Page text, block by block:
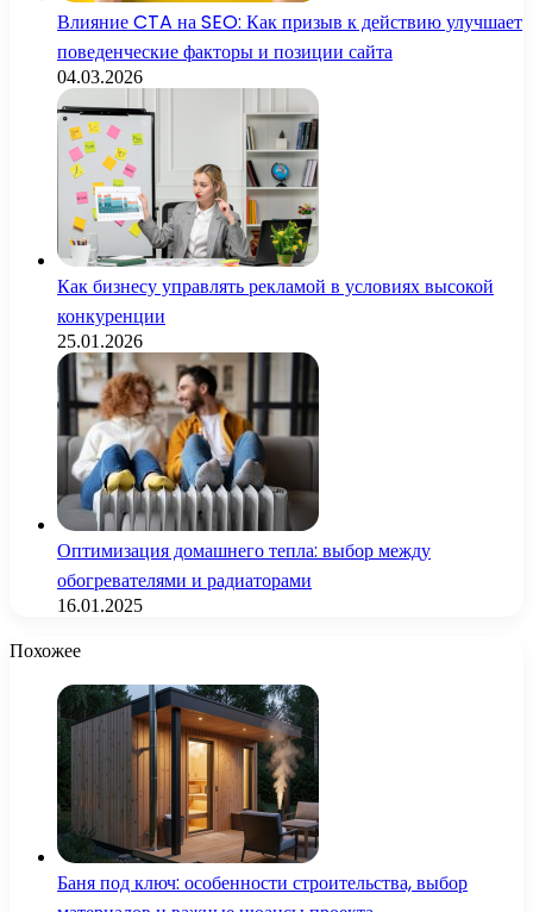
Влияние CTA на SEO: Как призыв к действию улучшает
поведенческие факторы и позиции сайта
04.03.2026
Как бизнесу управлять рекламой в условиях высокой
конкуренции
25.01.2026
Оптимизация домашнего тепла: выбор между
обогревателями и радиаторами
16.01.2025
Похожее
Баня под ключ: особенности строительства, выбор